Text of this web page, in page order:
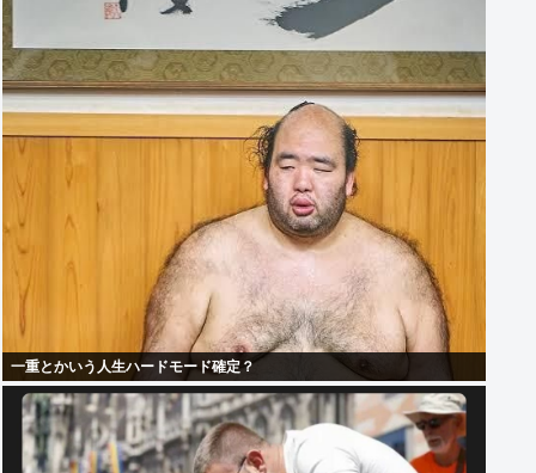
一重とかいう人生ハードモード確定？